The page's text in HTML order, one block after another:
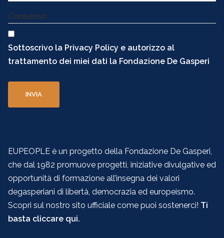
Consenso
Sottoscrivo la Privacy Policy e autorizzo al
trattamento dei miei dati la Fondazione De Gasperi
EUPEOPLE è un progetto della Fondazione De Gasperi,
che dal 1982 promuove progetti, iniziative divulgative ed
opportunità di formazione all’insegna dei valori
degasperiani di libertà, democrazia ed europeismo.
Scopri sul nostro sito ufficiale come puoi sostenerci! Ti
basta cliccare qui.